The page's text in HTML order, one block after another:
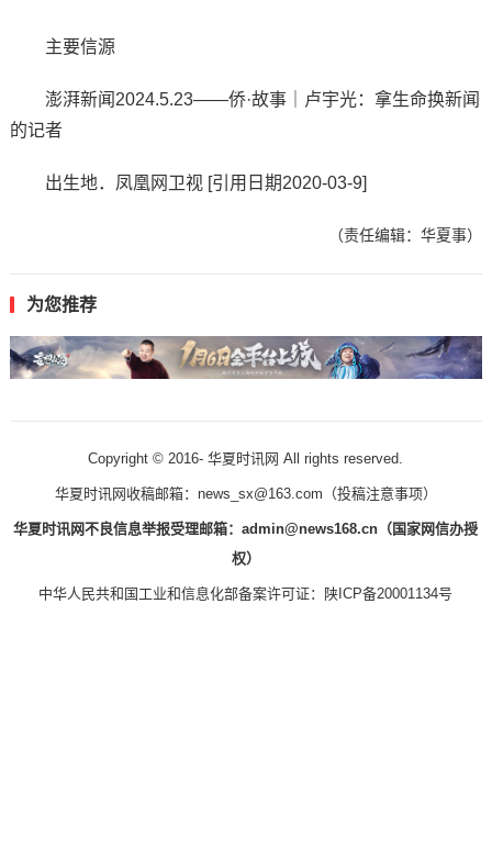
主要信源
澎湃新闻2024.5.23——侨·故事｜卢宇光：拿生命换新闻
的记者
出生地．凤凰网卫视 [引用日期2020-03-9]
（责任编辑：华夏事）
为您推荐
Copyright © 2016- 华夏时讯网 All rights reserved.
华夏时讯网收稿邮箱：news_sx@163.com（投稿注意事项）
华夏时讯网不良信息举报受理邮箱：admin@news168.cn（国家网信办授
权）
中华人民共和国工业和信息化部备案许可证： 陕ICP备20001134号